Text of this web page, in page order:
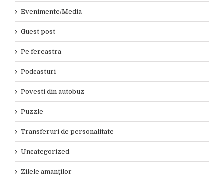
Evenimente/Media
Guest post
Pe fereastra
Podcasturi
Povesti din autobuz
Puzzle
Transferuri de personalitate
Uncategorized
Zilele amanţilor